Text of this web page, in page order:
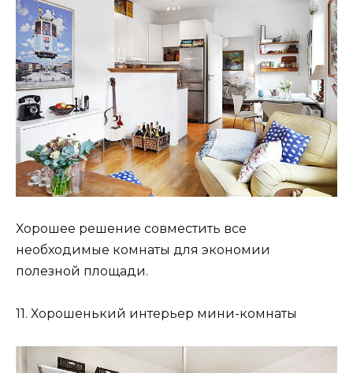
Хорошее решение совместить все
необходимые комнаты для экономии
полезной площади.
11. Хорошенький интерьер мини-комнаты